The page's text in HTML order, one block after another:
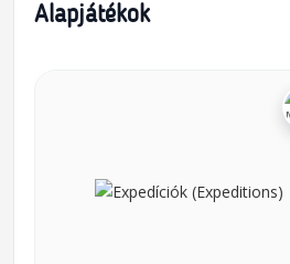
Alapjátékok